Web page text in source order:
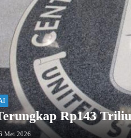
Rp143
Mei 2026